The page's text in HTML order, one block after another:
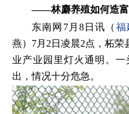
——林麝养殖如何造
东南网7月8日讯（ 福
燕）7月2日凌晨2点，柘
业产业园里灯火通明。
出，情况十分危急。